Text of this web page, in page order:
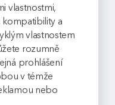
vlastnostmi,
kompatibility a
vlastnostem
rozumně
prohlášení
v témže
nebo